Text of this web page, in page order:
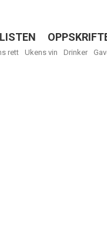
rett Ukens vin Drinker